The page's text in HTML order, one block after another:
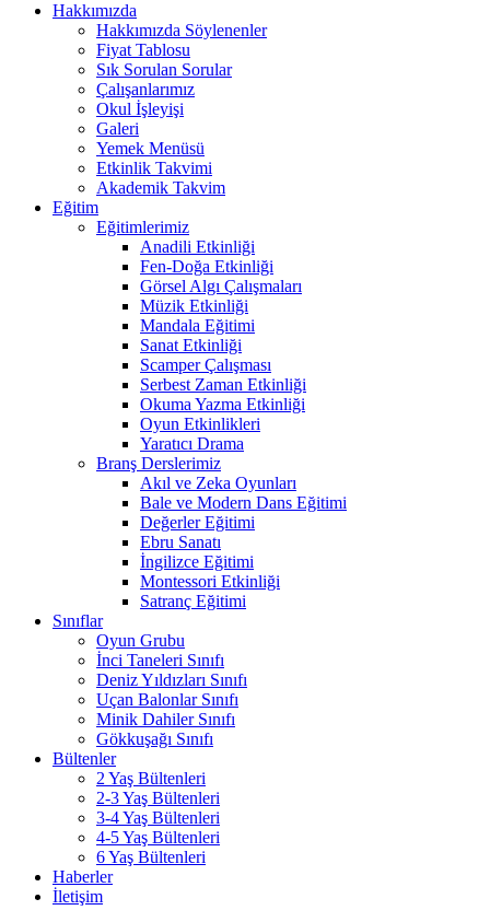
Hakkımızda
Hakkımızda Söylenenler
Fiyat Tablosu
Sık Sorulan Sorular
Çalışanlarımız
Okul İşleyişi
Galeri
Yemek Menüsü
Etkinlik Takvimi
Akademik Takvim
Eğitim
Eğitimlerimiz
Anadili Etkinliği
Fen-Doğa Etkinliği
Görsel Algı Çalışmaları
Müzik Etkinliği
Mandala Eğitimi
Sanat Etkinliği
Scamper Çalışması
Serbest Zaman Etkinliği
Okuma Yazma Etkinliği
Oyun Etkinlikleri
Yaratıcı Drama
Branş Derslerimiz
Akıl ve Zeka Oyunları
Bale ve Modern Dans Eğitimi
Değerler Eğitimi
Ebru Sanatı
İngilizce Eğitimi
Montessori Etkinliği
Satranç Eğitimi
Sınıflar
Oyun Grubu
İnci Taneleri Sınıfı
Deniz Yıldızları Sınıfı
Uçan Balonlar Sınıfı
Minik Dahiler Sınıfı
Gökkuşağı Sınıfı
Bültenler
2 Yaş Bültenleri
2-3 Yaş Bültenleri
3-4 Yaş Bültenleri
4-5 Yaş Bültenleri
6 Yaş Bültenleri
Haberler
İletişim